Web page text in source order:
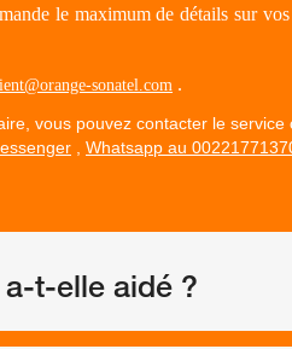
le maximum de détails sur
sonatel.com .
vous pouvez contacter le service
Whatsapp au
t-elle aidé ?